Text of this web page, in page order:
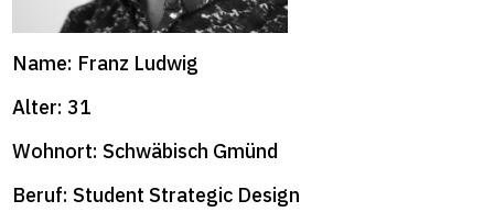
format+
Name: Franz Ludwig
Alter: 31
Wohnort: Schwäbisch Gmünd
Beruf: Student Strategic Design